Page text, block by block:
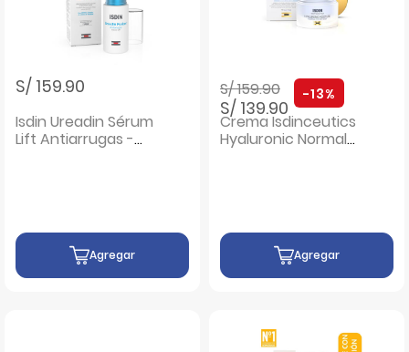
S/ 159.90
Isdin Ureadin Sérum
Lift Antiarrugas -
Agregar
Precio rebajado de
S/ 159.90a
S/ 139.90
-13%
Crema Isdinceutics
Hyaluronic Normal
Agregar